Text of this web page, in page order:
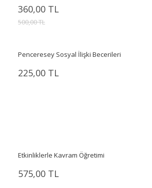
360,00 TL
500,00 TL
Penceresey Sosyal İlişki Becerileri
225,00 TL
Etkinliklerle Kavram Öğretimi
575,00 TL